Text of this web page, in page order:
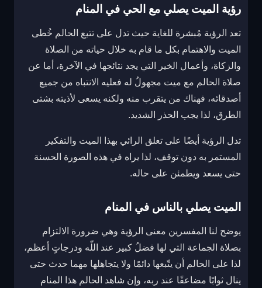
رؤية الميت يصلي مع الحي في المنام
تعد الرؤية مُبشرة للغاية حيث تدل على تتبع الحالم خُطى
الميت والاهتمام بكل ما قام به خلال حياته من الصلاة
والزكاة، وأعمال الخير التي يجد نتائجها في الآخرة، أما عن
صلاة الحالم مع ميت مجهولُ له فعليه الانتباه من جميع
أصدقائه، فهناك من يتقرب منه ولكنه يسعى لأذيته بشتى
الطرق، لذا يجب الحذر الشديد.
تدل الرؤية أيضًا على تعلق الرائي بهذا الميت والتفكير
المستمر به دون توقف، لذا يراه في هذه الصورة الحسنة
حتى يسعد ويطمئن على حاله.
الميت يصلي بالناس في المنام
يوضح لنا المفسرين معنى الرؤية وهي ضرورة الالتزام
بصلاة الجماعة التي لها فضلُ كبير عند اللّه ودرجاتٍ أعظم،
لذا على الحالم أن يتّبعها دائمًا ولا يتجاهلها مهما حدث حتى
ينال ثوابًا مضاعفًا عند ربه، و إن شاهد الحالم هذا المنام